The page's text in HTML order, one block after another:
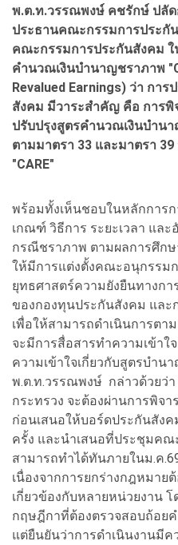
พ.ต.ท.วรรณพงษ์ คชรักษ์ ปลัด
ประธานคณะกรรมการประกั
คณะกรรมการประกันสังคม
คำนวณเงินบำนาญชราภาพ
Revalued Earnings) ว่า กา
สังคม มีวาระสำคัญ คือ การพิ
ปรับปรุงสูตรคำนวณเงินบำน
ตามมาตรา 33 และมาตรา 39
"CARE"
พร้อมทั้งเห็นชอบในหลักการ
เกณฑ์ วิธีการ ระยะเวลา แล
กรณีชราภาพ ตามผลการศึก
ให้มีการแต่งตั้งคณะอนุกรรม
ยุทธศาสตร์ความยังยืนทางกา
ของกองทุนประกันสังคม และ
เพื่อให้สามารถดำเนินการตา
จะมีการสื่อสารทำความเข้า
ความเข้าใจเกี่ยวกับสูตรบำน
พ.ต.ท.วรรณพงษ์ กล่าวด้วยว่
กระทรวง จะต้องผ่านการพิจ
ก่อนเสนอให้บอร์ดประกันสังค
ครั้ง และนำเสนอที่ประชุมคณ
สามารถทำได้ทันภายในม.ค
เนื่องจากการยกร่างกฎหมาย
เกี่ยวข้องกับหลายหน่วยงาน
กฤษฎีกาที่ต้องตรวจสอบถ้อย
แต่ยืนยันว่าการดำเนินงานมี